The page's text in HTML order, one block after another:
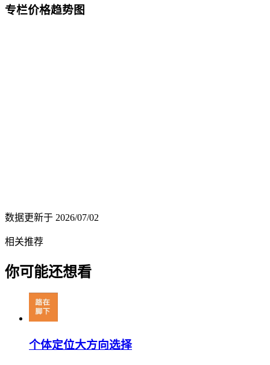
专栏价格趋势图
数据更新于 2026/07/02
相关推荐
你可能还想看
个体定位大方向选择